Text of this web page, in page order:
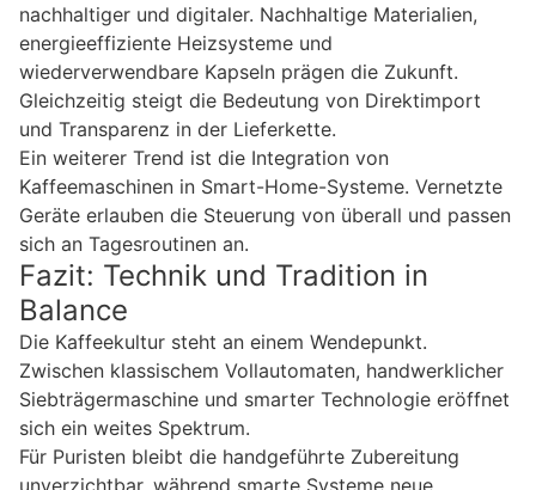
nachhaltiger und digitaler. Nachhaltige Materialien,
energieeffiziente Heizsysteme und
wiederverwendbare Kapseln prägen die Zukunft.
Gleichzeitig steigt die Bedeutung von Direktimport
und Transparenz in der Lieferkette.
Ein weiterer Trend ist die Integration von
Kaffeemaschinen in Smart-Home-Systeme. Vernetzte
Geräte erlauben die Steuerung von überall und passen
sich an Tagesroutinen an.
Fazit: Technik und Tradition in
Balance
Die Kaffeekultur steht an einem Wendepunkt.
Zwischen klassischem Vollautomaten, handwerklicher
Siebträgermaschine und smarter Technologie eröffnet
sich ein weites Spektrum.
Für Puristen bleibt die handgeführte Zubereitung